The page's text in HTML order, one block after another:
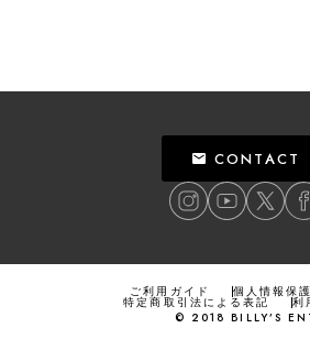
CONTACT
ご利用ガイド 個人情報保
特定商取引法による表記
利
© 2018 BILLY’S